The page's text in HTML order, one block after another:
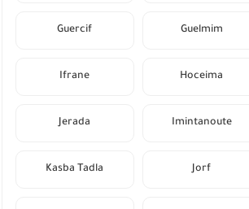
Guelmim
Guercif
Hoceima
Ifrane
Imintanoute
Jerada
Jorf
Kasba Tadla